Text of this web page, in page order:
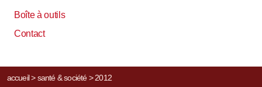
Boîte à outils
Contact
accueil> santé & société> 2012